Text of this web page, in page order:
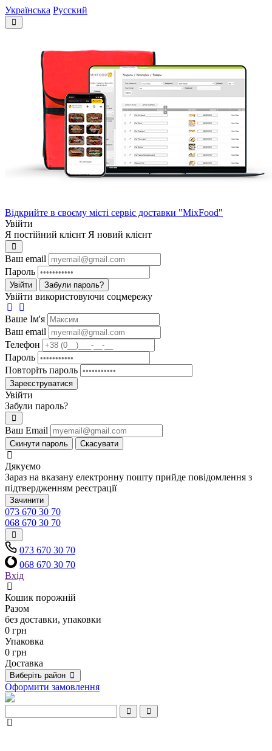
Українська Русский
Відкрийте в своєму місті сервіс доставки "MixFood"
Увійти
Я постійний клієнт Я новий клієнт
Ваш email
Пароль
Увійти Забули пароль?
Увійти використовуючи соцмережу
Ваше Iм'я
Ваш email
Телефон
Пароль
Повторіть пароль
Зареєструватися
Увійти
Забули пароль?
Ваш Email
Скинути пароль Скасувати
Дякуємо
Зараз на вказану електронну пошту прийде повідомлення з
підтвердженням реєстрації
Зачинити
073 670 30 70
068 670 30 70
073 670 30 70
068 670 30 70
Вхід
Кошик порожній
Разом
без доставки, упаковки
0 грн
Упаковка
0 грн
Доставка
Виберіть район
Оформити замовлення